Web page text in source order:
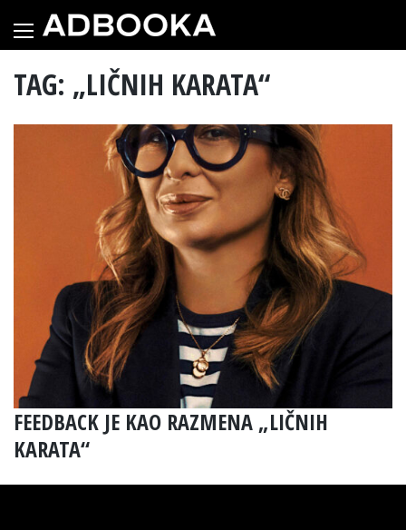
content
TAG: „LIČNIH KARATA“
FEEDBACK JE KAO RAZMENA „LIČNIH
KARATA“